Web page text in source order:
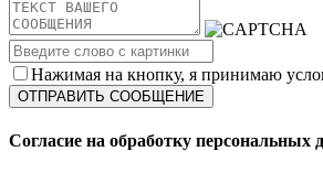
Нажимая на кнопку, я принимаю
Согласие на обработку персональных